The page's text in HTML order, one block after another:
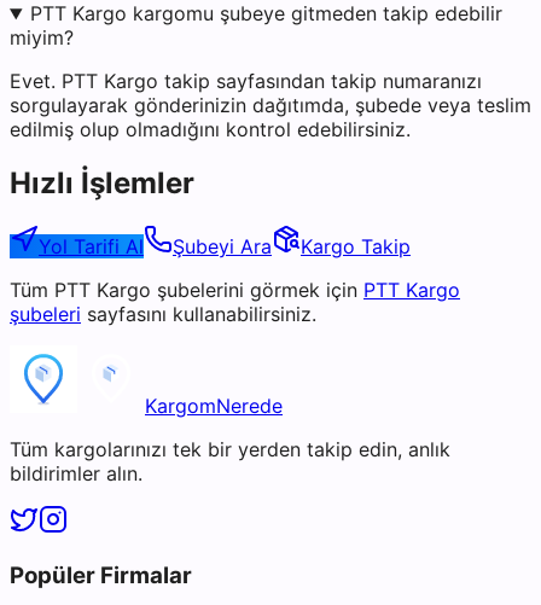
PTT Kargo kargomu şubeye gitmeden takip edebilir
miyim?
Evet. PTT Kargo takip sayfasından takip numaranızı
sorgulayarak gönderinizin dağıtımda, şubede veya teslim
edilmiş olup olmadığını kontrol edebilirsiniz.
Hızlı İşlemler
Yol Tarifi Al Şubeyi Ara
Kargo Takip
Tüm PTT Kargo şubelerini görmek için PTT Kargo
şubeleri sayfasını kullanabilirsiniz.
KargomNerede
Tüm kargolarınızı tek bir yerden takip edin, anlık
bildirimler alın.
Popüler Firmalar